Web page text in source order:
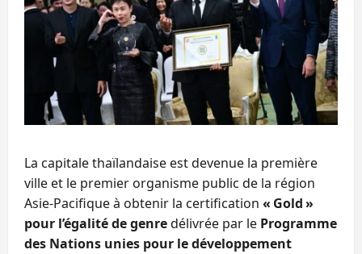
La capitale thaïlandaise est devenue la première
ville et le premier organisme public de la région
Asie-Pacifique à obtenir la certification « Gold »
pour l’égalité de genredélivrée par le Programme
des Nations unies pour le développement